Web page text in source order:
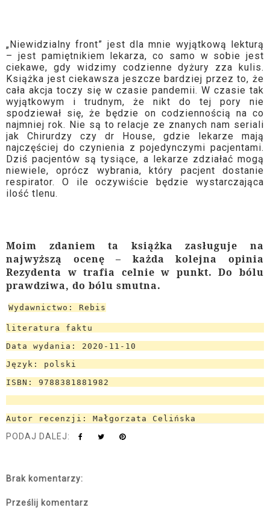
„Niewidzialny front” jest dla mnie wyjątkową lekturą
– jest pamiętnikiem lekarza, co samo w sobie jest
ciekawe, gdy widzimy codzienne dyżury zza kulis.
Książka jest ciekawsza jeszcze bardziej przez to, że
cała akcja toczy się w czasie pandemii. W czasie tak
wyjątkowym i trudnym, że nikt do tej pory nie
spodziewał się, że będzie on codziennością na co
najmniej rok. Nie są to relacje ze znanych nam seriali
jak Chirurdzy czy dr House, gdzie lekarze mają
najczęściej do czynienia z pojedynczymi pacjentami.
Dziś pacjentów są tysiące, a lekarze zdziałać mogą
niewiele, oprócz wybrania, który pacjent dostanie
respirator. O ile oczywiście będzie wystarczająca
ilość tlenu.
Moim zdaniem ta książka zasługuje na
najwyższą ocenę – każda kolejna opinia
Rezydenta w trafia celnie w punkt. Do bólu
prawdziwa, do bólu smutna.
Wydawnictwo: Rebis
literatura faktu
Data wydania: 2020-11-10
Język: polski
ISBN: 9788381881982
Autor recenzji: Małgorzata Celińska
PODAJ DALEJ:
Brak komentarzy:
Prześlij komentarz